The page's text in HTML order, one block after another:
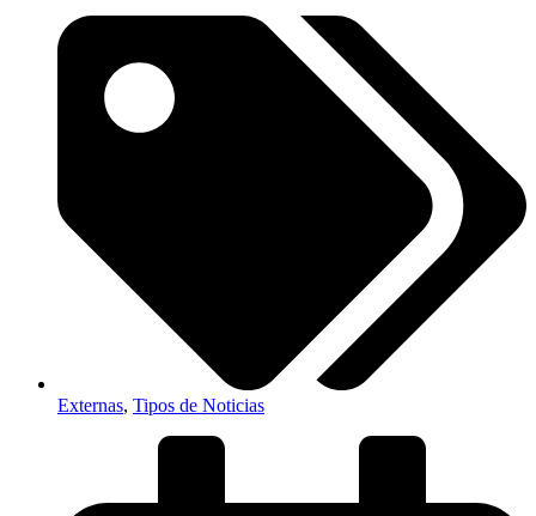
Externas, Tipos de Noticias